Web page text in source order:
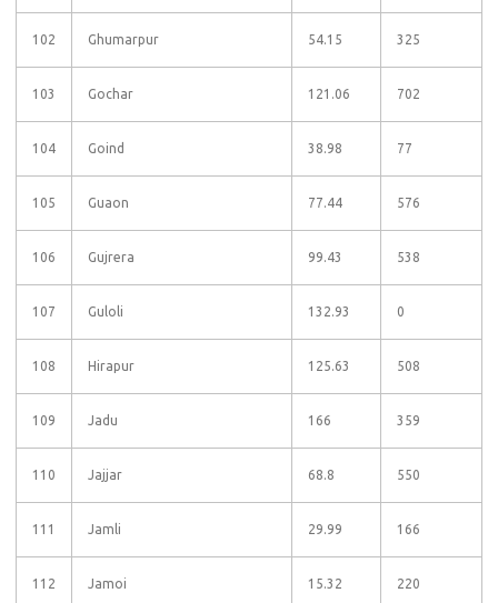
102 Ghumarpur 54.15 325
103 Gochar 121.06 702
104 Goind 38.98 77
105 Guaon 77.44 576
106 Gujrera 99.43 538
107 Guloli 132.93 0
108 Hirapur 125.63 508
109 Jadu 166 359
110 Jajjar 68.8 550
111 Jamli 29.99 166
112 Jamoi 15.32 220